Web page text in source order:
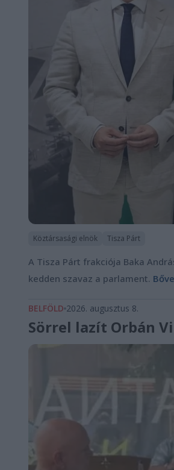
Köztársasági elnök Tisza Párt
A Tisza Párt frakciója Baka
kedden szavaz a parlament.
BELFÖLD 2026. augusztus 8.
Sörrel lazít Orbán